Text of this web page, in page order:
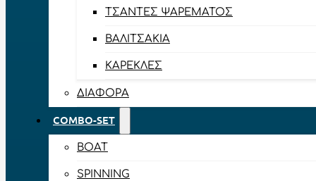
ΤΣΆΝΤΕΣ ΨΑΡΈΜΑΤΟΣ
ΒΑΛΙΤΣΆΚΙΑ
ΚΑΡΈΚΛΕΣ
ΔΙΆΦΟΡΑ
COMBO-SET
BOAT
SPINNING